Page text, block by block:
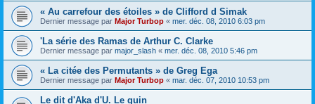
« Au carrefour des étoiles » de Clifford d Simak
Dernier message par Major Turbop « mer. déc. 08, 2010 6:03 pm
'La série des Ramas de Arthur C. Clarke
Dernier message par major_slash « mer. déc. 08, 2010 5:46 pm
« La citée des Permutants » de Greg Ega
Dernier message par Major Turbop « mar. déc. 07, 2010 10:53 pm
Le dit d'Aka d'U. Le guin